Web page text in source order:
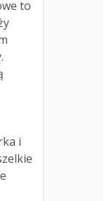
to
i